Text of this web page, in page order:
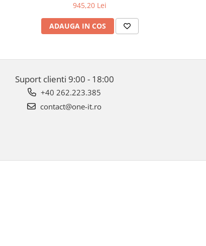
945,20 Lei
ADAUGA IN COS
Suport clienti 9:00 - 18:00
+40 262.223.385
contact@one-it.ro